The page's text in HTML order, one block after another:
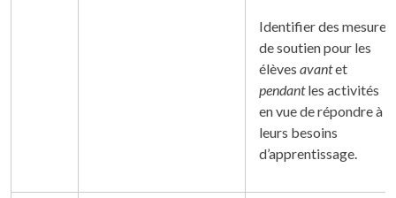
Identifier des mesures
de soutien pour les
élèves avantet
pendantles activités
en vue de répondre à
leurs besoins
d’apprentissage.